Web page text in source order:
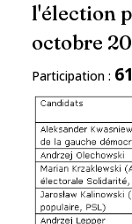
l'élection
octobre
Participation :